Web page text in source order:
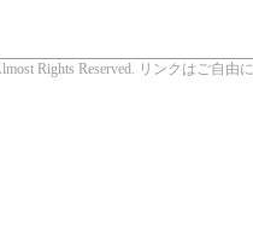
Rights Reserved. リンクはご自由に